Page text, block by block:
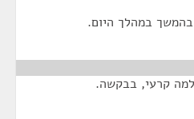
במהלך היום.
קרעי, בבקשה.